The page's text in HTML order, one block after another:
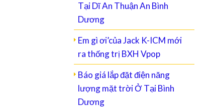
Tại Dĩ An Thuận An Bình
Dương
Em gì ơi’của Jack K-ICM mới
ra thống trị BXH Vpop
Báo giá lắp đặt điện năng
lượng mặt trời Ở Tại Bình
Dương